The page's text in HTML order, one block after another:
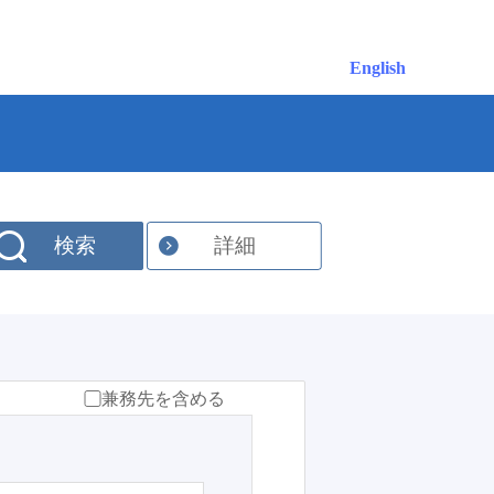
English
検索 詳細
兼務先を含める